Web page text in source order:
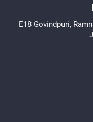
E18 Govindpuri,